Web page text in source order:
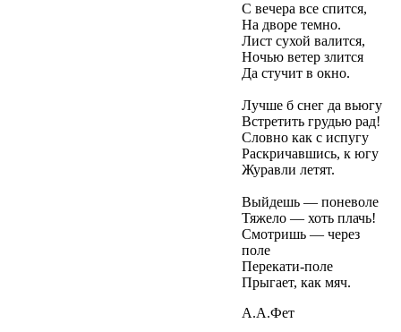
С вечера все спится,
На дворе темно.
Лист сухой валится,
Ночью ветер злится
Да стучит в окно.
Лучше б снег да вьюгу
Встретить грудью рад!
Словно как с испугу
Раскричавшись, к югу
Журавли летят.
Выйдешь — поневоле
Тяжело — хоть плачь!
Смотришь — через
поле
Перекати-поле
Прыгает, как мяч.
А.А.Фет